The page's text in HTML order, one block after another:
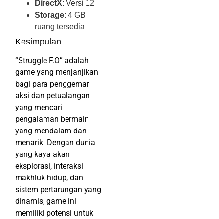
DirectX: Versi 12
Storage: 4 GB
ruang tersedia
Kesimpulan
“Struggle F.O” adalah
game yang menjanjikan
bagi para penggemar
aksi dan petualangan
yang mencari
pengalaman bermain
yang mendalam dan
menarik. Dengan dunia
yang kaya akan
eksplorasi, interaksi
makhluk hidup, dan
sistem pertarungan yang
dinamis, game ini
memiliki potensi untuk